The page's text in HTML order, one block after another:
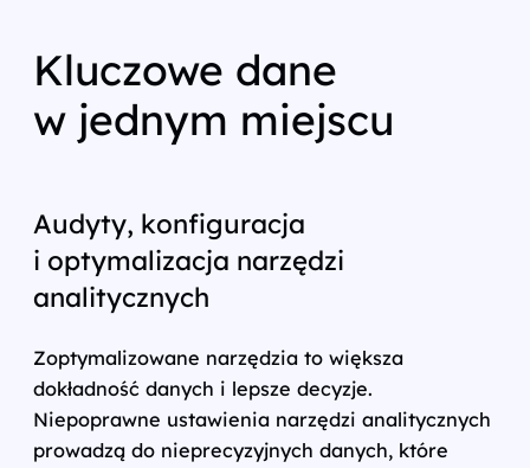
Kluczowe dane
w jednym miejscu
Audyty, konfiguracja
i optymalizacja narzędzi
analitycznych
Zoptymalizowane narzędzia to większa
dokładność danych i lepsze decyzje.
Niepoprawne ustawienia narzędzi analitycznych
prowadzą do nieprecyzyjnych danych, które